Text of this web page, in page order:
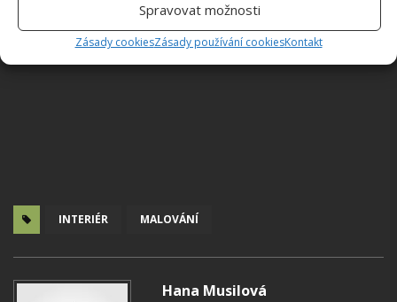
Spravovat možnosti
Zásady cookiesZásady používání cookiesKontakt
INTERIÉR MALOVÁNÍ
Hana Musilová